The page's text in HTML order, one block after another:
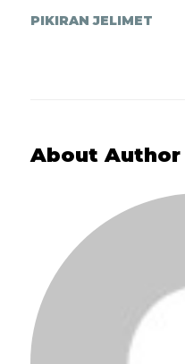
PIKIRAN JELIMET
About Author